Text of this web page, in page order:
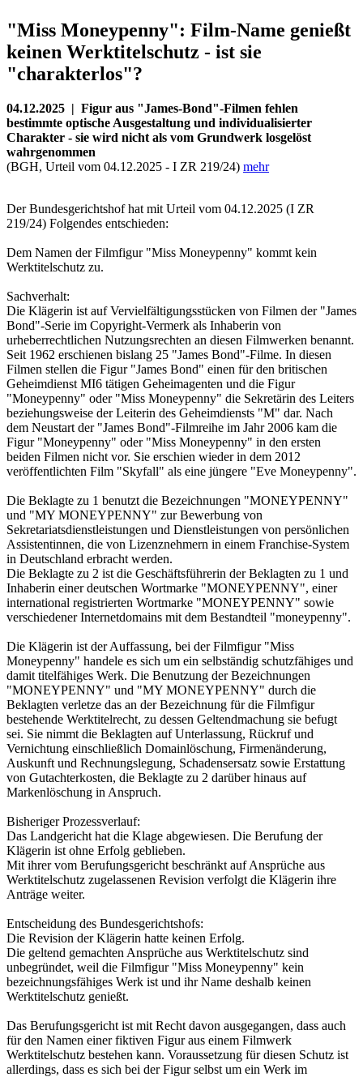
"Miss Moneypenny": Film-Name genießt
keinen Werktitelschutz - ist sie
"charakterlos"?
04.12.2025 | Figur aus "James-Bond"-Filmen fehlen
bestimmte optische Ausgestaltung und individualisierter
Charakter - sie wird nicht als vom Grundwerk losgelöst
wahrgenommen
(BGH, Urteil vom 04.12.2025 - I ZR 219/24) mehr
Der Bundesgerichtshof hat mit Urteil vom 04.12.2025 (I ZR
219/24) Folgendes entschieden:
Dem Namen der Filmfigur "Miss Moneypenny" kommt kein
Werktitelschutz zu.
Sachverhalt:
Die Klägerin ist auf Vervielfältigungsstücken von Filmen der "James
Bond"-Serie im Copyright-Vermerk als Inhaberin von
urheberrechtlichen Nutzungsrechten an diesen Filmwerken benannt.
Seit 1962 erschienen bislang 25 "James Bond"-Filme. In diesen
Filmen stellen die Figur "James Bond" einen für den britischen
Geheimdienst MI6 tätigen Geheimagenten und die Figur
"Moneypenny" oder "Miss Moneypenny" die Sekretärin des Leiters
beziehungsweise der Leiterin des Geheimdiensts "M" dar. Nach
dem Neustart der "James Bond"-Filmreihe im Jahr 2006 kam die
Figur "Moneypenny" oder "Miss Moneypenny" in den ersten
beiden Filmen nicht vor. Sie erschien wieder in dem 2012
veröffentlichten Film "Skyfall" als eine jüngere "Eve Moneypenny".
Die Beklagte zu 1 benutzt die Bezeichnungen "MONEYPENNY"
und "MY MONEYPENNY" zur Bewerbung von
Sekretariatsdienstleistungen und Dienstleistungen von persönlichen
Assistentinnen, die von Lizenznehmern in einem Franchise-System
in Deutschland erbracht werden.
Die Beklagte zu 2 ist die Geschäftsführerin der Beklagten zu 1 und
Inhaberin einer deutschen Wortmarke "MONEYPENNY", einer
international registrierten Wortmarke "MONEYPENNY" sowie
verschiedener Internetdomains mit dem Bestandteil "moneypenny".
Die Klägerin ist der Auffassung, bei der Filmfigur "Miss
Moneypenny" handele es sich um ein selbständig schutzfähiges und
damit titelfähiges Werk. Die Benutzung der Bezeichnungen
"MONEYPENNY" und "MY MONEYPENNY" durch die
Beklagten verletze das an der Bezeichnung für die Filmfigur
bestehende Werktitelrecht, zu dessen Geltendmachung sie befugt
sei. Sie nimmt die Beklagten auf Unterlassung, Rückruf und
Vernichtung einschließlich Domainlöschung, Firmenänderung,
Auskunft und Rechnungslegung, Schadensersatz sowie Erstattung
von Gutachterkosten, die Beklagte zu 2 darüber hinaus auf
Markenlöschung in Anspruch.
Bisheriger Prozessverlauf:
Das Landgericht hat die Klage abgewiesen. Die Berufung der
Klägerin ist ohne Erfolg geblieben.
Mit ihrer vom Berufungsgericht beschränkt auf Ansprüche aus
Werktitelschutz zugelassenen Revision verfolgt die Klägerin ihre
Anträge weiter.
Entscheidung des Bundesgerichtshofs:
Die Revision der Klägerin hatte keinen Erfolg.
Die geltend gemachten Ansprüche aus Werktitelschutz sind
unbegründet, weil die Filmfigur "Miss Moneypenny" kein
bezeichnungsfähiges Werk ist und ihr Name deshalb keinen
Werktitelschutz genießt.
Das Berufungsgericht ist mit Recht davon ausgegangen, dass auch
für den Namen einer fiktiven Figur aus einem Filmwerk
Werktitelschutz bestehen kann. Voraussetzung für diesen Schutz ist
allerdings, dass es sich bei der Figur selbst um ein Werk im